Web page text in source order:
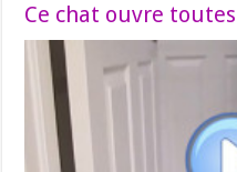
Ce chat ouvre